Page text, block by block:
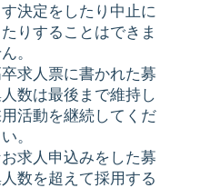
す決定をしたり中止に
たりすることはできま
。
求人票に書かれた募
数は最後まで維持し
活動を継続してくだ
。
求人申込みをした募
数を超えて採用する